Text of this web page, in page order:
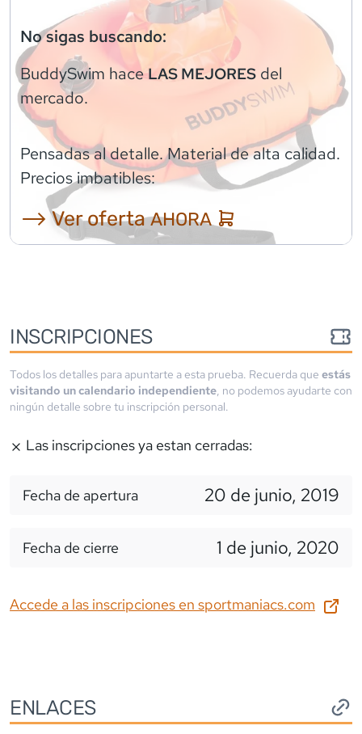
No sigas buscando:
BuddySwim haceLAS MEJORES del
mercado.
Pensadas al detalle. Material de alta calidad.
Precios imbatibles:
⟶ Ver ofertaAHORA
INSCRIPCIONES
Todos los detalles para apuntarte a esta prueba. Recuerda que estás
visitando un calendario independiente, no podemos ayudarte con
ningún detalle sobre tu inscripción personal.
Las inscripciones ya estan cerradas:
Fecha de apertura 20 de junio, 2019
Fecha de cierre 1 de junio, 2020
Accede a las inscripciones en sportmaniacs.com
ENLACES